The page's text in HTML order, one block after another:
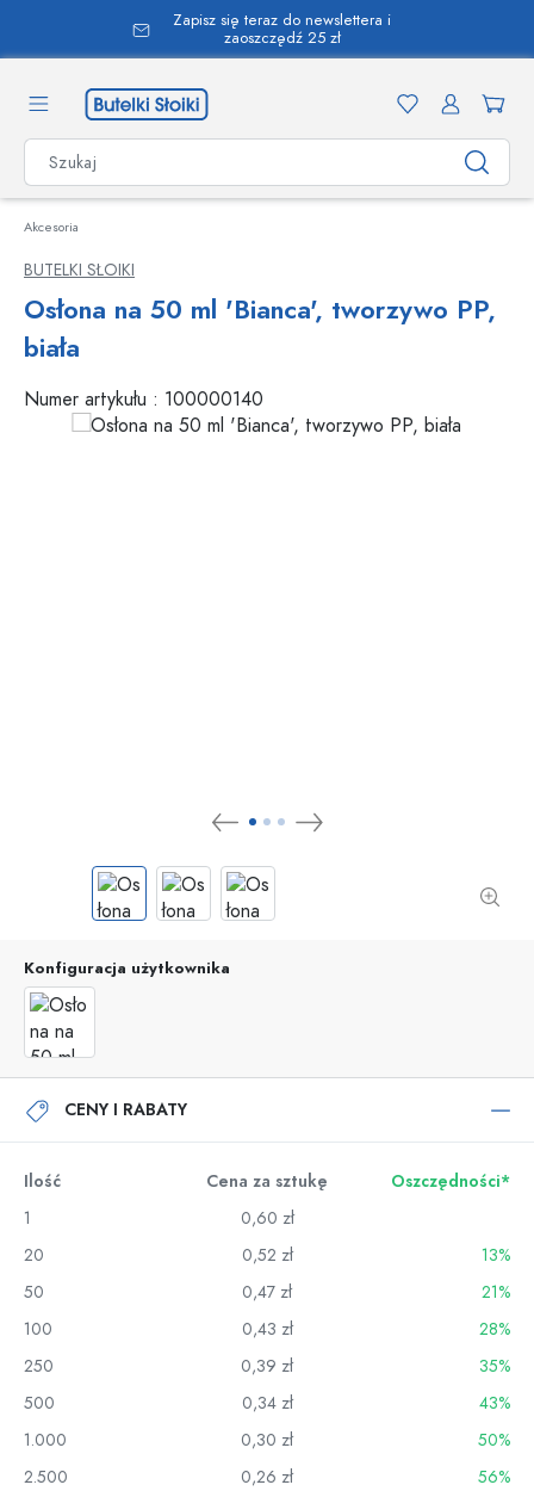
zawartości
Zapisz się teraz do newslettera i
zaoszczędź 25 zł
Akcesoria
BUTELKI SŁOIKI
Osłona na 50 ml 'Bianca', tworzywo PP,
biała
Numer artykułu : 100000140
Konfiguracja użytkownika
CENY I RABATY
Ilość Cena za sztukę
Oszczędności*
1
0,60 zł
20
0,52 zł
13%
50
0,47 zł
21%
100
0,43 zł
28%
250
0,39 zł
35%
500
0,34 zł
43%
1.000
0,30 zł
50%
2.500
0,26 zł 56%